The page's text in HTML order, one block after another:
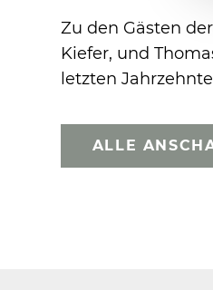
Zu den Gästen
Kiefer, und
letzten
ALLE